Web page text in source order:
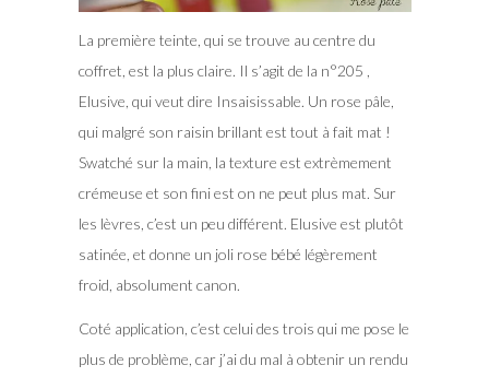
La première teinte, qui se trouve au centre du
coffret, est la plus claire. Il s’agit de la n°205 ,
Elusive, qui veut dire Insaisissable. Un rose pâle,
qui malgré son raisin brillant est tout à fait mat !
Swatché sur la main, la texture est extrèmement
crémeuse et son fini est on ne peut plus mat. Sur
les lèvres, c’est un peu différent. Elusive est plutôt
satinée, et donne un joli rose bébé légèrement
froid, absolument canon.
Coté application, c’est celui des trois qui me pose le
plus de problème, car j’ai du mal à obtenir un rendu